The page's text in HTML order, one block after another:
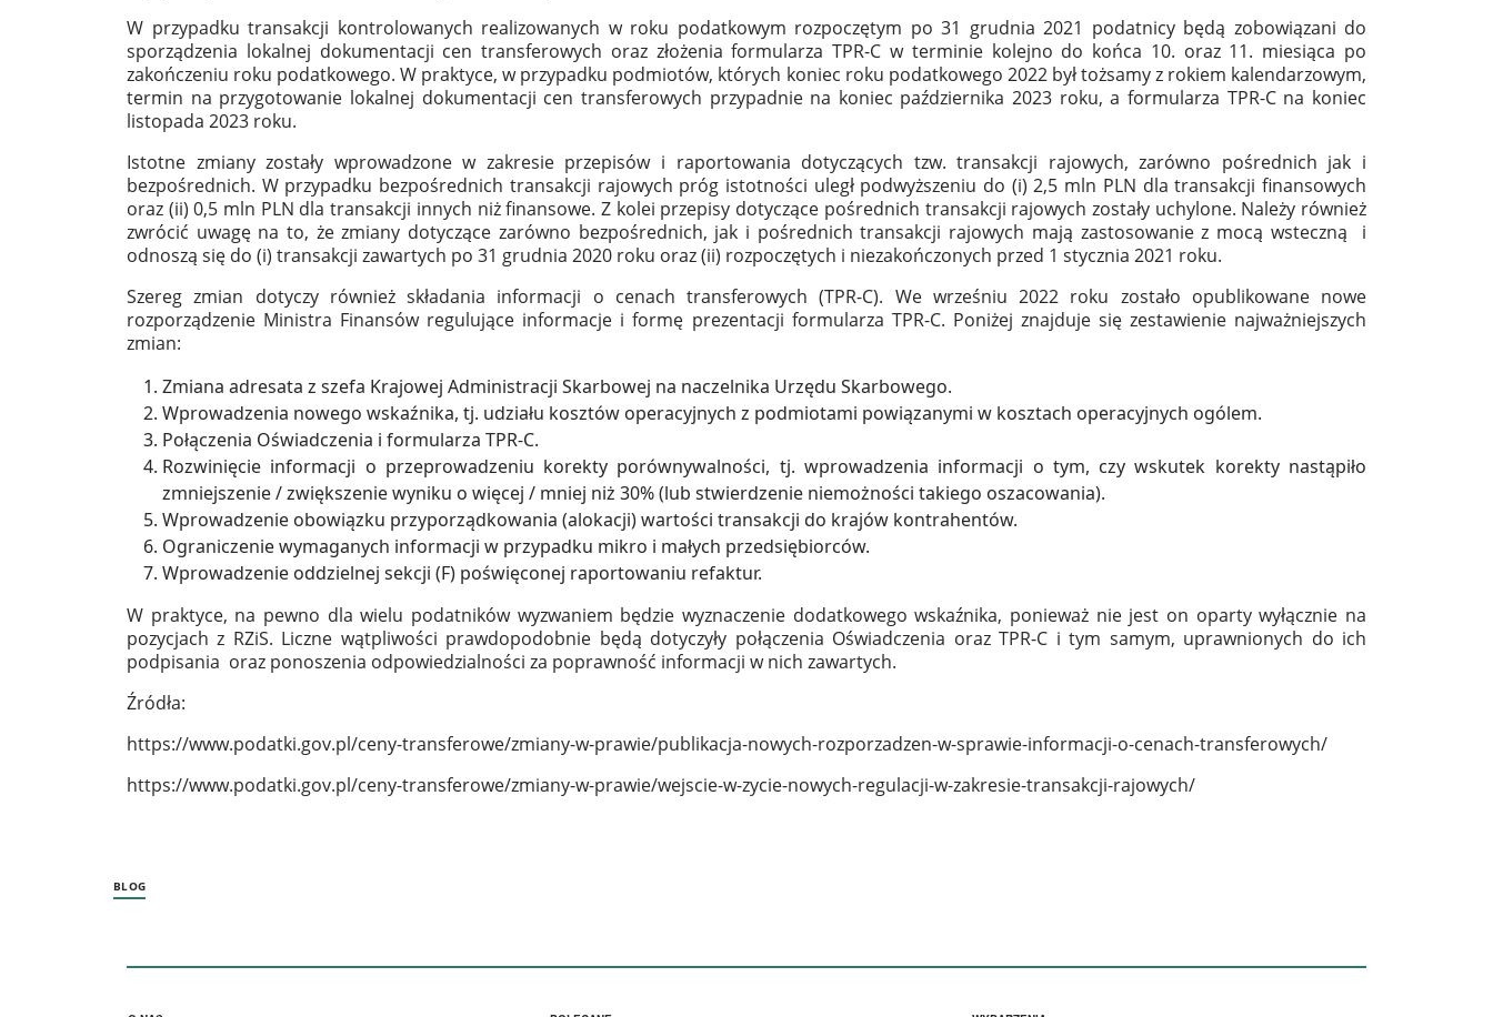
W przypadku transakcji kontrolowanych realizowanych w roku podatkowym rozpoczętym po 31 grudnia 2021 podatnicy będą zobowiązani do
sporządzenia lokalnej dokumentacji cen transferowych oraz złożenia formularza TPR-C w terminie kolejno do końca 10. oraz 11. miesiąca po
zakończeniu roku podatkowego. W praktyce, w przypadku podmiotów, których koniec roku podatkowego 2022 był tożsamy z rokiem kalendarzowym,
termin na przygotowanie lokalnej dokumentacji cen transferowych przypadnie na koniec października 2023 roku, a formularza TPR-C na koniec
listopada 2023 roku.
Istotne zmiany zostały wprowadzone w zakresie przepisów i raportowania dotyczących tzw. transakcji rajowych, zarówno pośrednich jak i
bezpośrednich. W przypadku bezpośrednich transakcji rajowych próg istotności uległ podwyższeniu do (i) 2,5 mln PLN dla transakcji finansowych
oraz (ii) 0,5 mln PLN dla transakcji innych niż finansowe. Z kolei przepisy dotyczące pośrednich transakcji rajowych zostały uchylone. Należy również
zwrócić uwagę na to, że zmiany dotyczące zarówno bezpośrednich, jak i pośrednich transakcji rajowych mają zastosowanie z mocą wsteczną i
odnoszą się do (i) transakcji zawartych po 31 grudnia 2020 roku oraz (ii) rozpoczętych i niezakończonych przed 1 stycznia 2021 roku.
Szereg zmian dotyczy również składania informacji o cenach transferowych (TPR-C). We wrześniu 2022 roku zostało opublikowane nowe
rozporządzenie Ministra Finansów regulujące informacje i formę prezentacji formularza TPR-C. Poniżej znajduje się zestawienie najważniejszych
zmian:
Zmiana adresata z szefa Krajowej Administracji Skarbowej na naczelnika Urzędu Skarbowego.
Wprowadzenia nowego wskaźnika, tj. udziału kosztów operacyjnych z podmiotami powiązanymi w kosztach operacyjnych ogólem.
Połączenia Oświadczenia i formularza TPR-C.
Rozwinięcie informacji o przeprowadzeniu korekty porównywalności, tj. wprowadzenia informacji o tym, czy wskutek korekty nastąpiło
zmniejszenie / zwiększenie wyniku o więcej / mniej niż 30% (lub stwierdzenie niemożności takiego oszacowania).
Wprowadzenie obowiązku przyporządkowania (alokacji) wartości transakcji do krajów kontrahentów.
Ograniczenie wymaganych informacji w przypadku mikro i małych przedsiębiorców.
Wprowadzenie oddzielnej sekcji (F) poświęconej raportowaniu refaktur.
W praktyce, na pewno dla wielu podatników wyzwaniem będzie wyznaczenie dodatkowego wskaźnika, ponieważ nie jest on oparty wyłącznie na
pozycjach z RZiS. Liczne wątpliwości prawdopodobnie będą dotyczyły połączenia Oświadczenia oraz TPR-C i tym samym, uprawnionych do ich
podpisania oraz ponoszenia odpowiedzialności za poprawność informacji w nich zawartych.
Źródła:
https://www.podatki.gov.pl/ceny-transferowe/zmiany-w-prawie/publikacja-nowych-rozporzadzen-w-sprawie-informacji-o-cenach-transferowych/
https://www.podatki.gov.pl/ceny-transferowe/zmiany-w-prawie/wejscie-w-zycie-nowych-regulacji-w-zakresie-transakcji-rajowych/
BLOG